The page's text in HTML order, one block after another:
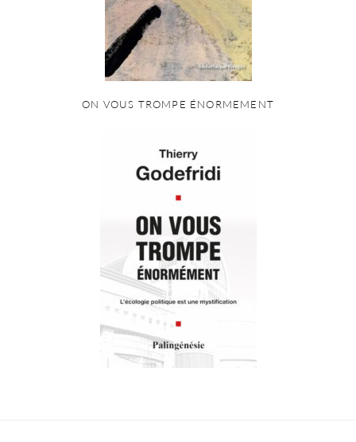
ON VOUS TROMPE ÉNORMEMENT